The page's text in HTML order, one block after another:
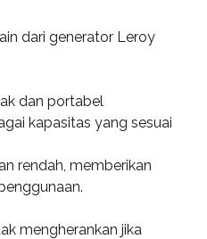
dari generator Leroy
dan portabel
kapasitas yang sesuai
rendah, memberikan
mengherankan jika